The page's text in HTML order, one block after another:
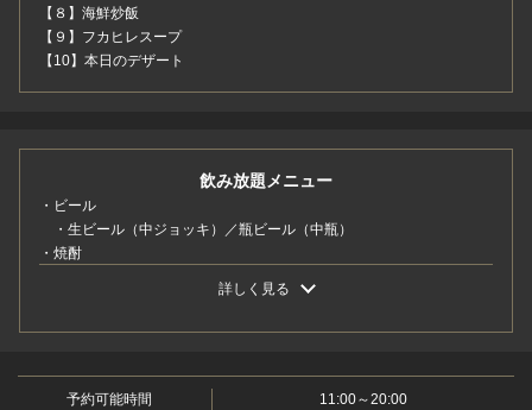
【８】海鮮炒飯
【９】フカヒレスープ
【10】本日のデザート
飲み放題メニュー
・ビール
・生ビール（中ジョッキ）／瓶ビール（中瓶）
・焼酎
・日本酒
・日本酒（1合）
詳しく見る
予約可能時間 11:00～20:00
料理10品【忘年会/新年会/送迎会/宴会】 | 横浜中華街 彩
神奈川県横浜市中区山下町146-2 中華街